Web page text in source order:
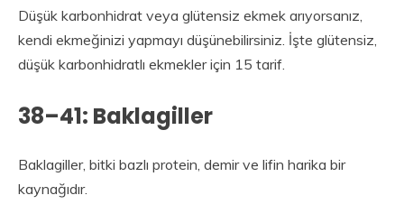
Düşük karbonhidrat veya glütensiz ekmek arıyorsanız,
kendi ekmeğinizi yapmayı düşünebilirsiniz. İşte glütensiz,
düşük karbonhidratlı ekmekler için 15 tarif.
38–41: Baklagiller
Baklagiller, bitki bazlı protein, demir ve lifin harika bir
kaynağıdır.